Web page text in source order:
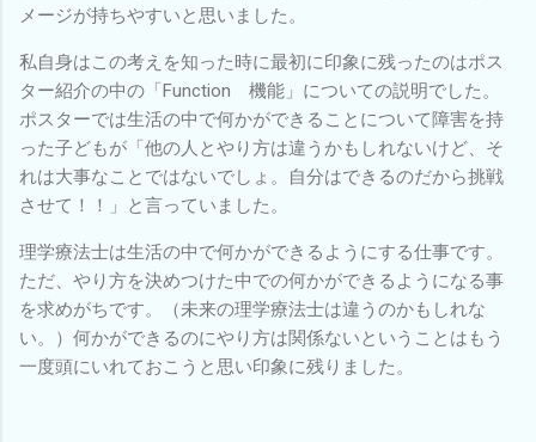
メージが持ちやすいと思いました。
私自身はこの考えを知った時に最初に印象に残ったのはポス
ター紹介の中の「Function 機能」についての説明でした。
ポスターでは生活の中で何かができることについて障害を持
った子どもが「他の人とやり方は違うかもしれないけど、そ
れは大事なことではないでしょ。自分はできるのだから挑戦
させて！！」と言っていました。
理学療法士は生活の中で何かができるようにする仕事です。
ただ、やり方を決めつけた中での何かができるようになる事
を求めがちです。（未来の理学療法士は違うのかもしれな
い。）何かができるのにやり方は関係ないということはもう
一度頭にいれておこうと思い印象に残りました。